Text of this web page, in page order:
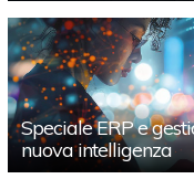
Speciale ERP e
nuova intelligenza